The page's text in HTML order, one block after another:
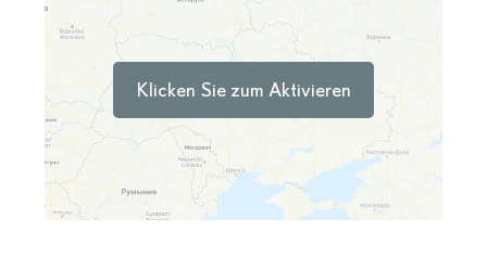
Klicken Sie zum Aktivieren